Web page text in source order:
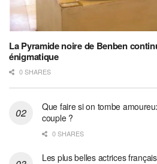
La Pyramide noire de Benben
énigmatique
0 SHARES
Que faire si on tombe
couple ?
0 SHARES
Les plus belles actrices